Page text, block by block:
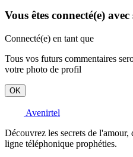
Vous êtes connecté(e) avec
Connecté(e) en tant que
Tous vos futurs commentaires
votre photo de profil
OK
Avenirtel
Découvrez les secrets de
ligne téléphonique prophéties.